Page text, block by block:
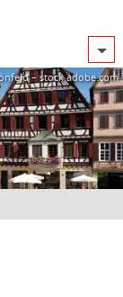
– stock.adobe.com